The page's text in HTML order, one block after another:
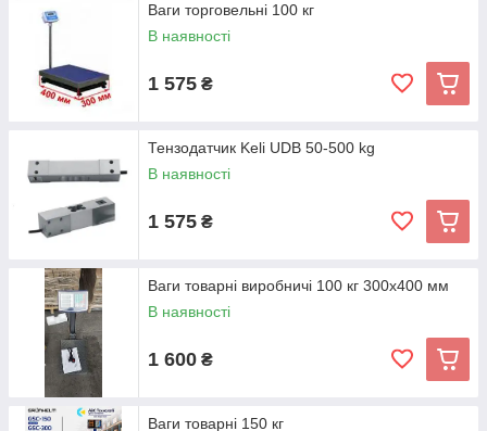
Ваги торговельні 100 кг
В наявності
1 575 ₴
Тензодатчик Keli UDB 50-500 kg
В наявності
1 575 ₴
Ваги товарні виробничі 100 кг 300x400 мм
В наявності
1 600 ₴
Ваги товарні 150 кг